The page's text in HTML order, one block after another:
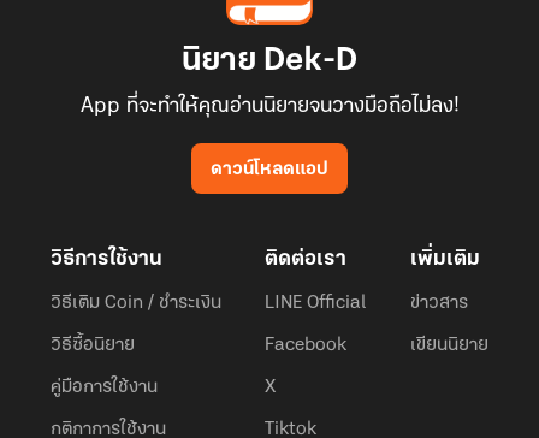
นิยาย Dek-D
App ที่จะทำให้คุณอ่านนิยายจนวางมือถือไม่ลง!
ดาวน์โหลดแอป
วิธีการใช้งาน
วิธีเติม Coin / ชำระเงิน
วิธีซื้อนิยาย
คู่มือการใช้งาน
กติกาการใช้งาน
ติดต่อเรา
LINE Official
Facebook
X
Tiktok
เพิ่มเติม
ข่าวสาร
เขียนนิยาย